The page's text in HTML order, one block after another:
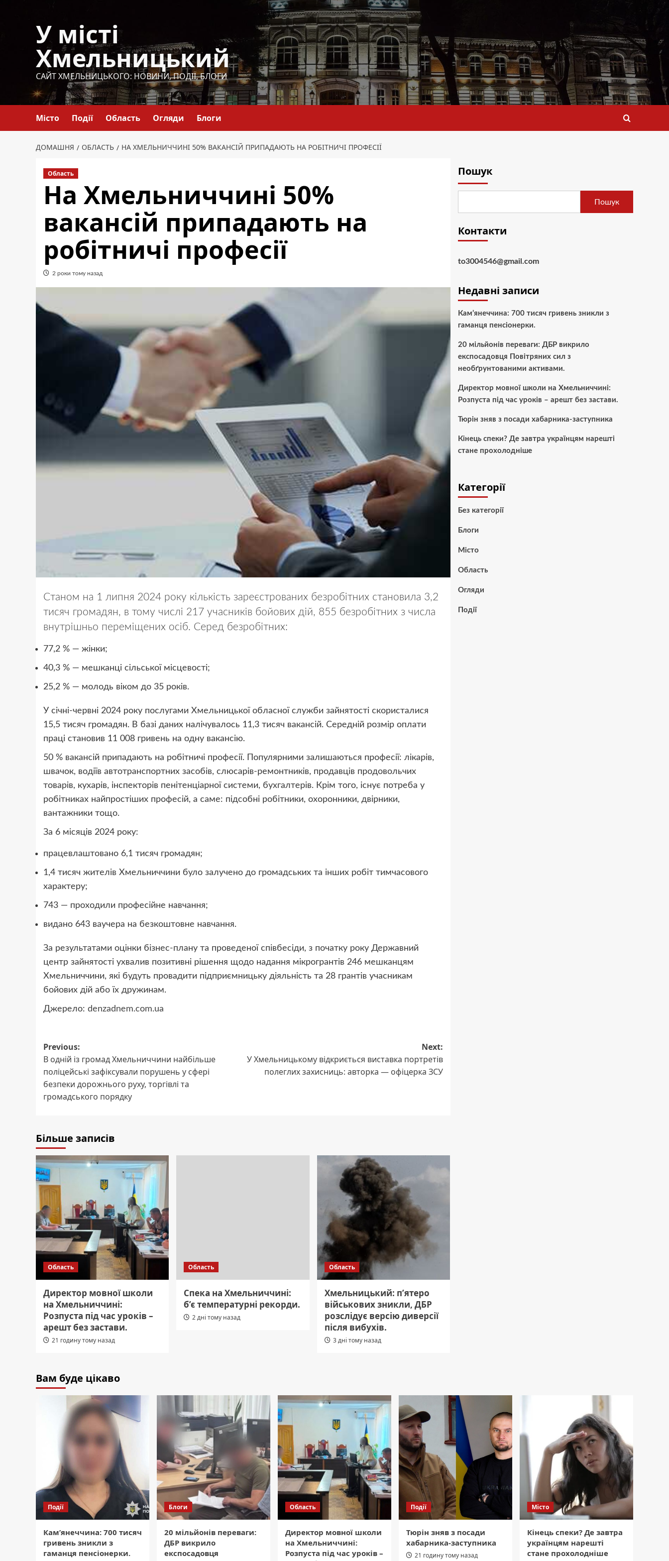
У місті
Хмельницький
САЙТ ХМЕЛЬНИЦЬКОГО: НОВИНИ, ПОДІЇ, БЛОГИ
Місто Події Область Огляди Блоги
ДОМАШНЯ ОБЛАСТЬ НА ХМЕЛЬНИЧЧИНІ 50% ВАКАНСІЙ ПРИПАДАЮТЬ НА РОБІТНИЧІ ПРОФЕСІЇ
Область
На Хмельниччині 50%
вакансій припадають на
робітничі професії
2 роки тому назад
Станом на 1 липня 2024 року кількість зареєстрованих безробітних становила 3,2
тисяч громадян, в тому числі 217 учасників бойових дій, 855 безробітних з числа
внутрішньо переміщених осіб. Серед безробітних:
77,2 % — жінки;
40,3 % — мешканці сільської місцевості;
25,2 % — молодь віком до 35 років.
У січні-червні 2024 року послугами Хмельницької обласної служби зайнятості скористалися
15,5 тисяч громадян. В базі даних налічувалось 11,3 тисяч вакансій. Середній розмір оплати
праці становив 11 008 гривень на одну вакансію.
50 % вакансій припадають на робітничі професії. Популярними залишаються професії: лікарів,
швачок, водіїв автотранспортних засобів, слюсарів-ремонтників, продавців продовольчих
товарів, кухарів, інспекторів пенітенціарної системи, бухгалтерів. Крім того, існує потреба у
робітниках найпростіших професій, а саме: підсобні робітники, охоронники, двірники,
вантажники тощо.
За 6 місяців 2024 року:
працевлаштовано 6,1 тисяч громадян;
1,4 тисяч жителів Хмельниччини було залучено до громадських та інших робіт тимчасового
характеру;
743 — проходили професійне навчання;
видано 643 ваучера на безкоштовне навчання.
За результатами оцінки бізнес-плану та проведеної співбесіди, з початку року Державний
центр зайнятості ухвалив позитивні рішення щодо надання мікрогрантів 246 мешканцям
Хмельниччини, які будуть провадити підприємницьку діяльність та 28 грантів учасникам
бойових дій або їх дружинам.
Джерело: denzadnem.com.ua
Post
navigation
Previous:
В одній із громад Хмельниччини найбільше
поліцейські зафіксували порушень у сфері
безпеки дорожнього руху, торгівлі та
громадського порядку
Next:
У Хмельницькому відкриється виставка портретів
полеглих захисниць: авторка — офіцерка ЗСУ
Більше записів
Область
Директор мовної школи
на Хмельниччині:
Розпуста під час уроків –
арешт без застави.
21 годину тому назад
Область
Спека на Хмельниччині:
б’є температурні рекорди.
2 дні тому назад
Область
Хмельницький: п’ятеро
військових зникли, ДБР
розслідує версію диверсії
після вибухів.
3 дні тому назад
Пошук
Пошук
Контакти
to3004546@gmail.com
Недавні записи
Кам’янеччина: 700 тисяч гривень зникли з
гаманця пенсіонерки.
20 мільйонів переваги: ДБР викрило
експосадовця Повітряних сил з
необґрунтованими активами.
Директор мовної школи на Хмельниччині:
Розпуста під час уроків – арешт без застави.
Тюрін зняв з посади хабарника-заступника
Кінець спеки? Де завтра українцям нарешті
стане прохолодніше
Категорії
Без категорії
Блоги
Місто
Область
Огляди
Події
Вам буде цікаво
Події
Кам’янеччина: 700 тисяч
гривень зникли з
гаманця пенсіонерки.
Блоги
20 мільйонів переваги:
ДБР викрило
експосадовця
Область
Директор мовної школи
на Хмельниччині:
Розпуста під час уроків –
Події
Тюрін зняв з посади
хабарника-заступника
21 годину тому назад
Місто
Кінець спеки? Де завтра
українцям нарешті
стане прохолодніше